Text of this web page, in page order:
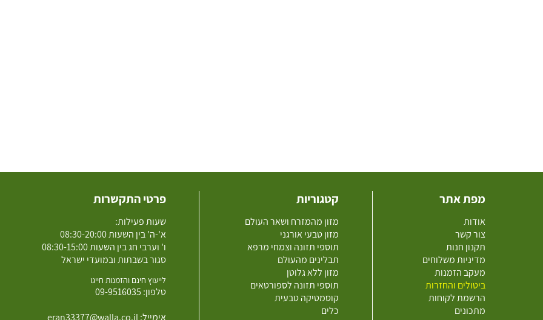
מפת אתר
אודות
צור קשר
תקנון חנות
מדיניות משלוחים
מעקב הזמנות
ביטולים והחזרות
הרשמת לקוחות
מתכונים
קטגוריות
מזון מהמזרח ושאר העולם
מזון טבעי אורגני
תוספי תזונה וצמחי מרפא
תבלינים מהעולם
מזון ללא גלוטן
תוספי תזונה לספורטאים
קוסמטיקה טבעית
כלים
פרטי התקשרות
שעות פעילות:
א'-ה' בין השעות 08:30-20:00
ו' וערבי חג בין השעות 08:30-15:00
סגור בשבתות ובמועדי ישראל
לייעוץ חינם והזמנות חייגו
טלפון: 09-9516035
אימייל: eran33377@walla.co.il